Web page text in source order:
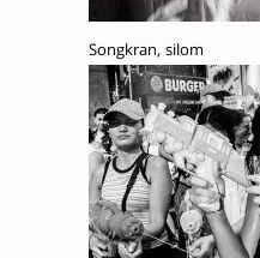
Songkran, silom